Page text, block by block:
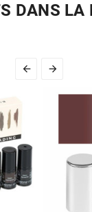
DANS LA
 